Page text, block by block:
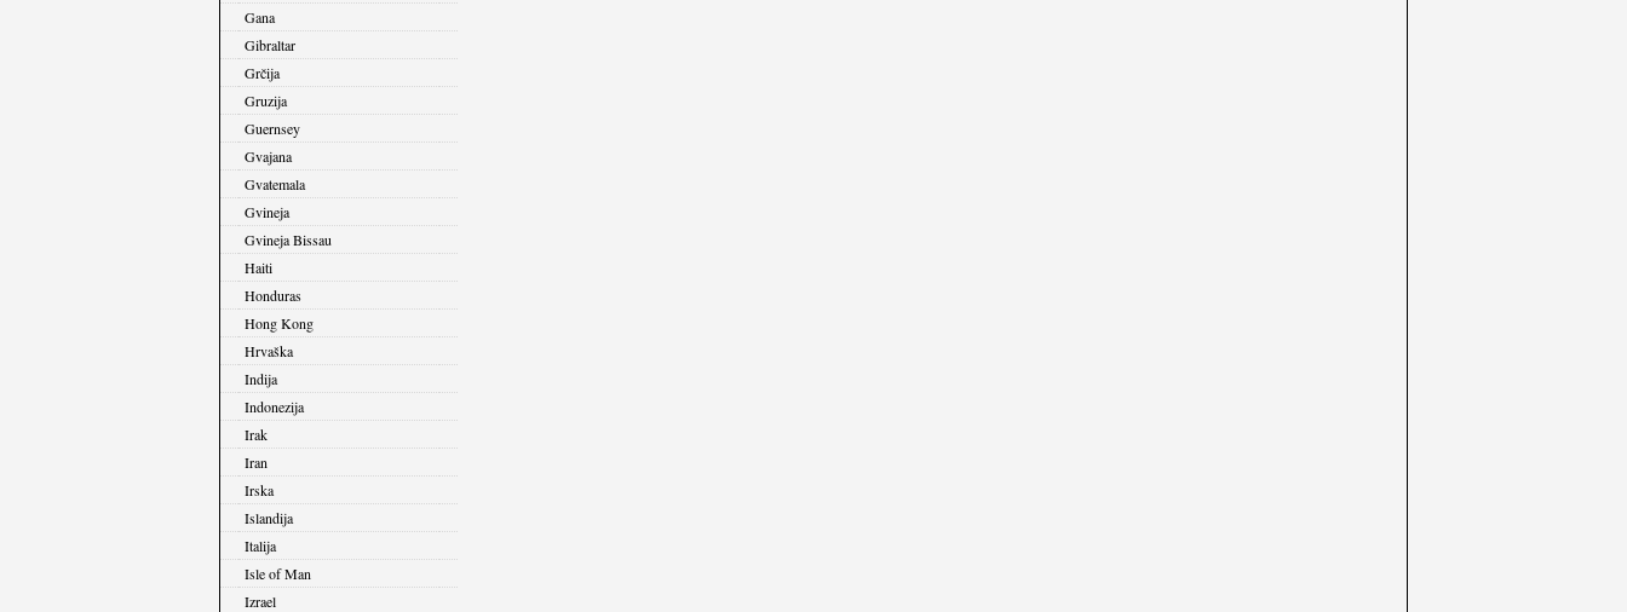
Gana
Gibraltar
Grčija
Gruzija
Guernsey
Gvajana
Gvatemala
Gvineja
Gvineja Bissau
Haiti
Honduras
Hong Kong
Hrvaška
Indija
Indonezija
Irak
Iran
Irska
Islandija
Italija
Isle of Man
Izrael